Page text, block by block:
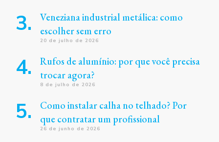
Veneziana industrial metálica: como
escolher sem erro
20 de julho de 2026
Rufos de alumínio: por que você precisa
trocar agora?
8 de julho de 2026
Como instalar calha no telhado? Por
que contratar um profissional
26 de junho de 2026